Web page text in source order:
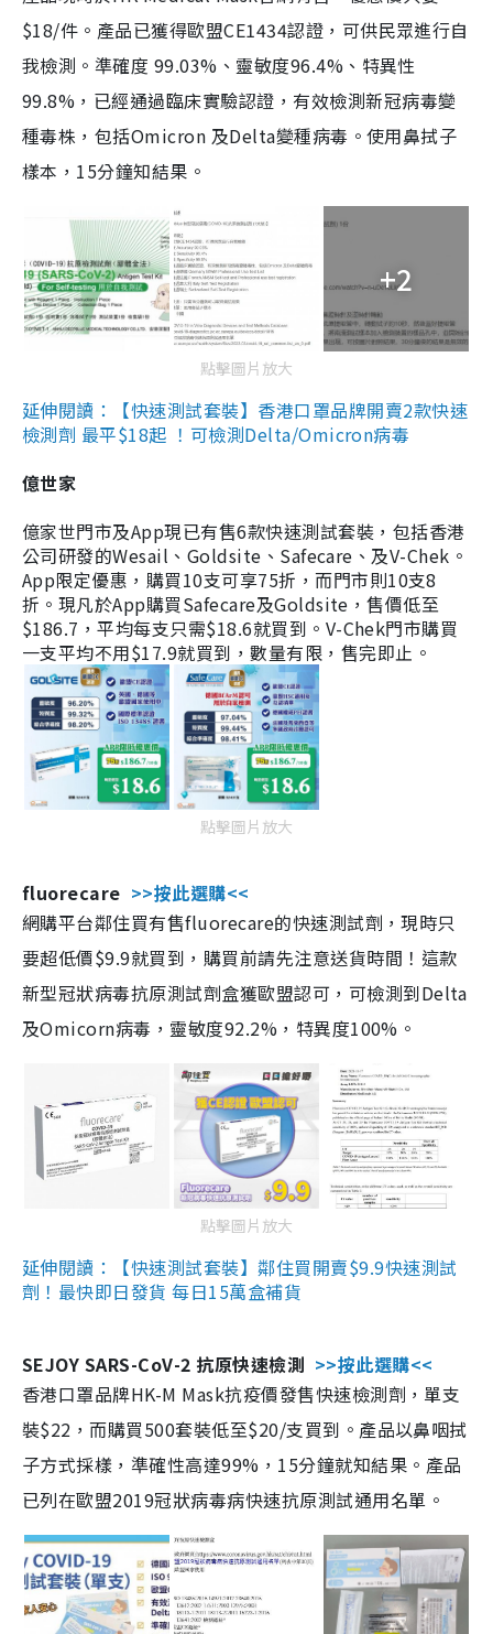
$18/件。產品已獲得歐盟CE1434認證，可供民眾進行自
我檢測。準確度 99.03%、靈敏度96.4%、特異性
99.8%，已經通過臨床實驗認證，有效檢測新冠病毒變
種毒株，包括Omicron 及Delta變種病毒。使用鼻拭子
樣本，15分鐘知結果。
+2
點擊圖片放大
延伸閱讀：【快速測試套裝】香港口罩品牌開賣2款快速
檢測劑 最平$18起 ！可檢測Delta/Omicron病毒
億世家
億家世門市及App現已有售6款快速測試套裝，包括香港
公司研發的Wesail、Goldsite、Safecare、及V-Chek。
App限定優惠，購買10支可享75折，而門市則10支8
折。現凡於App購買Safecare及Goldsite，售價低至
$186.7，平均每支只需$18.6就買到。V-Chek門市購買
一支平均不用$17.9就買到，數量有限，售完即止。
點擊圖片放大
fluorecare >>按此選購<<
網購平台鄰住買有售fluorecare的快速測試劑，現時只
要超低價$9.9就買到，購買前請先注意送貨時間！這款
新型冠狀病毒抗原測試劑盒獲歐盟認可，可檢測到Delta
及Omicorn病毒，靈敏度92.2%，特異度100%。
點擊圖片放大
延伸閱讀：【快速測試套裝】鄰住買開賣$9.9快速測試
劑！最快即日發貨 每日15萬盒補貨
SEJOY SARS-CoV-2 抗原快速檢測 >>按此選購<<
香港口罩品牌HK-M Mask抗疫價發售快速檢測劑，單支
裝$22，而購買500套裝低至$20/支買到。產品以鼻咽拭
子方式採樣，準確性高達99%，15分鐘就知結果。產品
已列在歐盟2019冠狀病毒病快速抗原測試通用名單。